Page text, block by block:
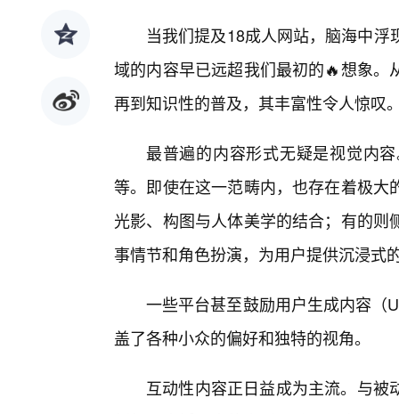
当我们提及18成人网站，脑海中
域的内容早已远超我们最初的🔥想象
再到知识性的普及，其丰富性令人惊叹
最普遍的内容形式无疑是视觉内
等。即使在这一范畴内，也存在着极
光影、构图与人体美学的结合；有的
事情节和角色扮演，为用户提供沉浸式
一些平台甚至鼓励用户生成内容（
盖了各种小众的偏好和独特的视角。
互动性内容正日益成为主流。与